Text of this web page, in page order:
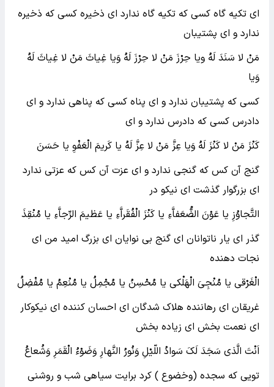
اى تکیه گاه کسى که تکیه گاه ندارد اى ذخیره کسى که ذخیره
ندارد و اى پشتیبان
مَنْ لا سَنَدَ لَهُ ویا حِرْزَ مَنْ لا حِرْزَ لَهُ وَیا غِیاثَ مَنْ لا غِیاثَ لَهُ
وَیا
کسى که پشتیبان ندارد و اى پناه کسى که پناهى ندارد و اى
دادرس کسى که دادرس ندارد و اى
کَنْزَ مَنْ لا کَنْزَ لَهُ وَیا عِزَّ مَنْ لا عِزَّ لَهُ یا کَریمَ الْعَفْوِ یا حَسَنَ
گنج آن کس که گنجى ندارد و اى عزت آن کس که عزتى ندارد
اى بزرگوار گذشت اى نیکو در
التَّجاوُزِ یا عَوْنَ الضُّعَفاَّءِ یا کَنْزَ الْفُقَراَّءِ یا عَظیمَ الرِّجاَّءِ یا مُنْقِذَ
گذر اى یار ناتوانان اى گنج بى نوایان اى بزرگ امید من اى
نجات دهنده
الْغَرْقى یا مُنْجِىَ الْهَلْکى یا مُحْسِنُ یا مُجْمِلُ یا مُنْعِمُ یا مُفْضِلُ
غریقان اى رهاننده هلاک شدگان اى احسان کننده اى نیکوکار
اى نعمت بخش اى زیاده بخش
اَنْتَ الَّذى سَجَدَ لَکَ سَوادُ اللّیْلِ وَنُورُ النَّهارِ وَضَوْءُ الْقَمَرِ وَشُعاعُ
تویى که سجده (وخضوع ) کرد برایت سیاهى شب و روشنى